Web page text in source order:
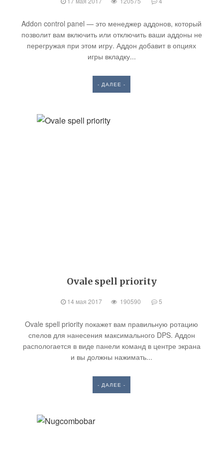
Addon control panel — это менеджер аддонов, который
позволит вам включить или отключить ваши аддоны не
перегружая при этом игру. Аддон добавит в опциях
игры вкладку...
- ДАЛЕЕ -
Ovale spell priority
14 мая 2017 190590 5
Ovale spell priority покажет вам правильную ротацию
спелов для нанесения максимального DPS. Аддон
распологается в виде панели команд в центре экрана
и вы должны нажимать...
- ДАЛЕЕ -